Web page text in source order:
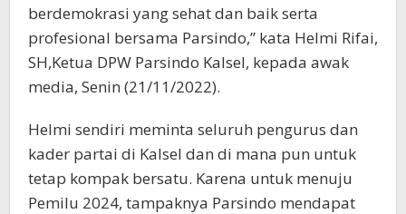
berdemokrasi yang sehat dan baik serta
profesional bersama Parsindo,” kata Helmi Rifai,
SH,Ketua DPW Parsindo Kalsel, kepada awak
media, Senin (21/11/2022).
Helmi sendiri meminta seluruh pengurus dan
kader partai di Kalsel dan di mana pun untuk
tetap kompak bersatu. Karena untuk menuju
Pemilu 2024, tampaknya Parsindo mendapat